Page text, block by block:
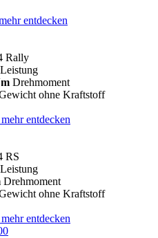
entdecken
Rally
Leistung
Drehmoment
ohne Kraftstoff
mehr entdecken
RS
Leistung
Drehmoment
ohne Kraftstoff
mehr entdecken